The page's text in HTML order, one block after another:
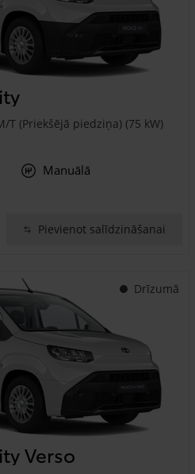
T (Priekšējā piedziņa) (75 kW)
Manuālā
Pievienot salīdzināšanai
Drīzumā
Verso